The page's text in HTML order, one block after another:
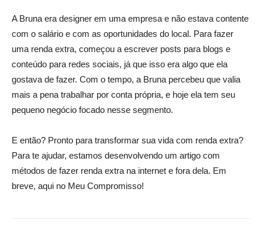
A Bruna era designer em uma empresa e não estava contente
com o salário e com as oportunidades do local. Para fazer
uma renda extra, começou a escrever posts para blogs e
conteúdo para redes sociais, já que isso era algo que ela
gostava de fazer. Com o tempo, a Bruna percebeu que valia
mais a pena trabalhar por conta própria, e hoje ela tem seu
pequeno negócio focado nesse segmento.
E então? Pronto para transformar sua vida com renda extra?
Para te ajudar, estamos desenvolvendo um artigo com
métodos de fazer renda extra na internet e fora dela. Em
breve, aqui no Meu Compromisso!